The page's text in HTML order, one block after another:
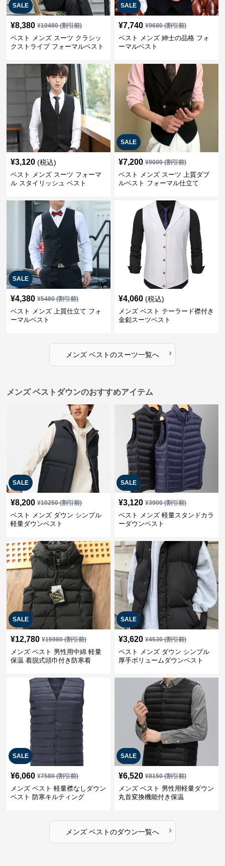
SALE
¥8,380 ¥10480(割引前)
ベスト メンズ スーツ クラシッ
クストライプ フォーマルベスト
SALE
¥7,740 ¥9680(割引前)
ベスト メンズ 紳士の品格 フォ
ーマルベスト
¥3,120 (税込)
ベスト メンズ スーツ フォーマ
ル スタイリッシュ ベスト
SALE
¥7,200 ¥9000(割引前)
ベスト メンズ スーツ 上質ダブ
ルベスト フォーマル仕立て
SALE
¥4,380 ¥5480(割引前)
ベスト メンズ 上質仕立て フォ
ーマルベスト
¥4,060 (税込)
メンズ ベスト テーラード襟付き
金釦スーツベスト
メンズ ベストのスーツ一覧へ ›
メンズ ベストダウンのおすすめアイテム
SALE
¥8,200 ¥10250(割引前)
ベスト メンズ ダウン シンプル
軽量ダウンベスト
SALE
¥3,120 ¥3900(割引前)
ベスト メンズ 軽量スタンドカラ
ーダウンベスト
SALE
¥12,780 ¥15980(割引前)
メンズ ベスト 男性用中綿 軽量
保温 着脱式頭巾付き防寒着
SALE
¥3,620 ¥4530(割引前)
ベスト メンズ ダウン シンプル
厚手ボリュームダウンベスト
SALE
¥6,060 ¥7580(割引前)
メンズ ベスト 軽量襟なしダウン
ベスト 防寒キルティング
SALE
¥6,520 ¥8150(割引前)
メンズ ベスト 男性用軽量ダウン
丸首変換機能付き保温
メンズ ベストのダウン一覧へ ›